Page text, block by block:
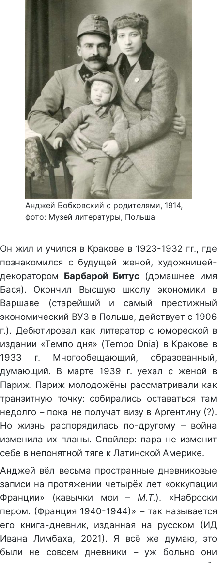
Анджей Бобковский с родителями, 1914,
фото: Музей литературы, Польша
Он жил и учился в Кракове в 1923-1932 гг., где
познакомился с будущей женой, художницей-
декоратором Барбарой Битус (домашнее имя
Бася). Окончил Высшую школу экономики в
Варшаве (старейший и самый престижный
экономический ВУЗ в Польше, действует с 1906
г.). Дебютировал как литератор с юмореской в
издании «Темпо дня» (Tempo Dnia) в Кракове в
1933 г. Многообещающий, образованный,
думающий. В марте 1939 г. уехал с женой в
Париж. Париж молодожёны рассматривали как
транзитную точку: собирались оставаться там
недолго – пока не получат визу в Аргентину (?).
Но жизнь распорядилась по-другому – война
изменила их планы. Спойлер: пара не изменит
себе в непонятной тяге к Латинской Америке.
Анджей вёл весьма пространные дневниковые
записи на протяжении четырёх лет «оккупации
Франции» (кавычки мои –М.Т.). «Наброски
пером. (Франция 1940-1944)» – так называется
его книга-дневник, изданная на русском (ИД
Ивана Лимбаха, 2021). Я всё же думаю, это
были не совсем дневники – уж больно они